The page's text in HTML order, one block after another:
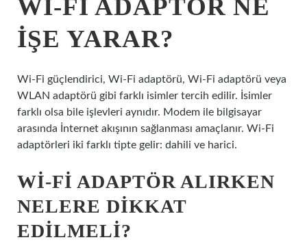
WI-FI ADAPTÖR NE
IŞE YARAR?
Wi-Fi güçlendirici, Wi-Fi adaptörü, Wi-Fi adaptörü veya
WLAN adaptörü gibi farklı isimler tercih edilir. İsimler
farklı olsa bile işlevleri aynıdır. Modem ile bilgisayar
arasında İnternet akışının sağlanması amaçlanır. Wi-Fi
adaptörleri iki farklı tipte gelir: dahili ve harici.
WI-FI ADAPTÖR ALIRKEN
NELERE DIKKAT
EDILMELI?